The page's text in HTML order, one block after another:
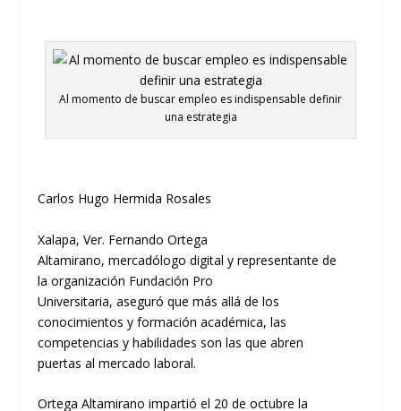
Al momento de buscar empleo es indispensable definir
una estrategia
Carlos Hugo Hermida Rosales
Xalapa, Ver. Fernando Ortega
Altamirano,mercadólogo digital y representante de
laorganización Fundación Pro
Universitaria,aseguró que más allá de los
conocimientos y formación académica, las
competencias y habilidades son las que abren
puertasal mercado laboral.
Ortega Altamirano impartió el 20 de octubre la